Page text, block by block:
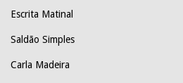
Escrita Matinal
Saldão Simples
Carla Madeira